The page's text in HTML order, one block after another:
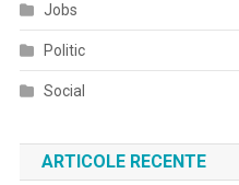
Jobs
Politic
Social
ARTICOLE RECENTE